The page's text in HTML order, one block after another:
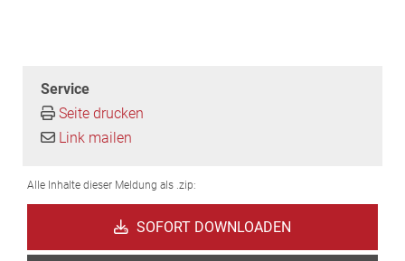
Service
Seite drucken
Link mailen
Alle Inhalte dieser Meldung als .zip:
SOFORT DOWNLOADEN